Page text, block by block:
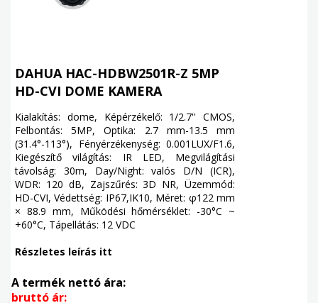
DAHUA HAC-HDBW2501R-Z 5MP
HD-CVI DOME KAMERA
Kialakítás: dome, Képérzékelő: 1/2.7'' CMOS,
Felbontás: 5MP, Optika: 2.7 mm-13.5 mm
(31.4°-113°), Fényérzékenység: 0.001LUX/F1.6,
Kiegészítő világítás: IR LED, Megvilágítási
távolság: 30m, Day/Night: valós D/N (ICR),
WDR: 120 dB, Zajszűrés: 3D NR, Üzemmód:
HD-CVI, Védettség: IP67,IK10, Méret: φ122 mm
× 88.9 mm, Működési hőmérséklet: -30°C ~
+60°C, Tápellátás: 12 VDC
Részletes leírás itt
A termék nettó ára:
bruttó ár: